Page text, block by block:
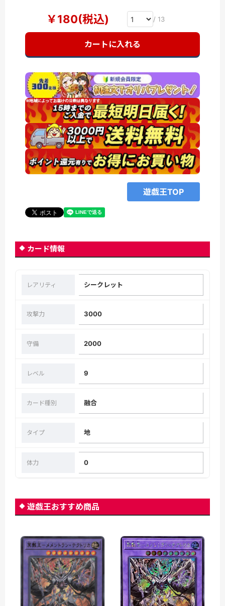
￥180(税込) / 13
カートに入れる
遊戯王TOP
カード情報
レアリティ シークレット
攻撃力 3000
守備 2000
レベル 9
カード種別 融合
タイプ 地
体力 0
遊戯王おすすめ商品